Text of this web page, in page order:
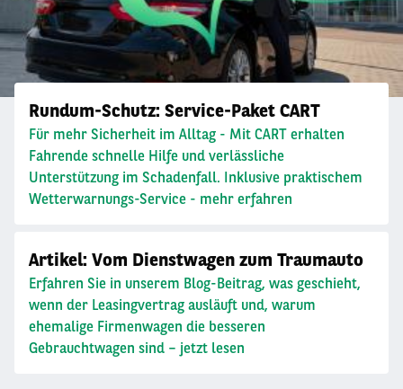
Rundum-Schutz: Service-Paket CART
Für mehr Sicherheit im Alltag - Mit CART erhalten
Fahrende schnelle Hilfe und verlässliche
Unterstützung im Schadenfall. Inklusive praktischem
Wetterwarnungs-Service - mehr erfahren
Artikel: Vom Dienstwagen zum Traumauto
Erfahren Sie in unserem Blog-Beitrag, was geschieht,
wenn der Leasingvertrag ausläuft und, warum
ehemalige Firmenwagen die besseren
Gebrauchtwagen sind – jetzt lesen